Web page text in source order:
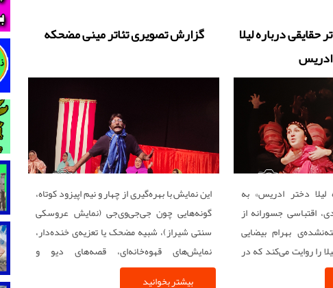
درباره لیلا
لیلا دختر ادریس» به
اقتباسی جسورانه از
بهرام بیضایی
را روایت می‌کند که در
گذشته را ترک
گزارش تصویری تئاتر مینی مضحکه
این نمایش با بهره‌گیری از چهار و نیم اپیزود کوتاه،
گونه‌هایی چون جی‌جی‌وی‌جی (نمایش عروسکی
سنتی شیراز)، شبیه مضحک یا تعزیه‌ی خنده‌دار،
نمایش‌های قهوه‌خانه‌ای، قصه‌های دیو و
عاشقانه‌های ایرانی و مجالس زنانه‌ی شادی‌آور را
بیشتر بخوانید